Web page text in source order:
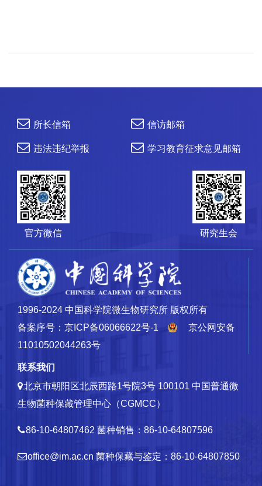
所长信箱 信访邮箱
违法违纪举报 学习教育征求意见邮箱
官方微信 研究生会
1996-2024 中国科学院微生物研究所 版权所有
备案序号：京ICP备06066622号-1
京公网安备
11010502044263号
联系我们
北京市朝阳区北辰西路1号院3号 100101 中国普通微
生物菌种保藏管理中心（CGMCC）
86-10-64807462 菌种销售：86-10-64807596
office@im.ac.cn 菌种保藏与鉴定：86-10-64807850